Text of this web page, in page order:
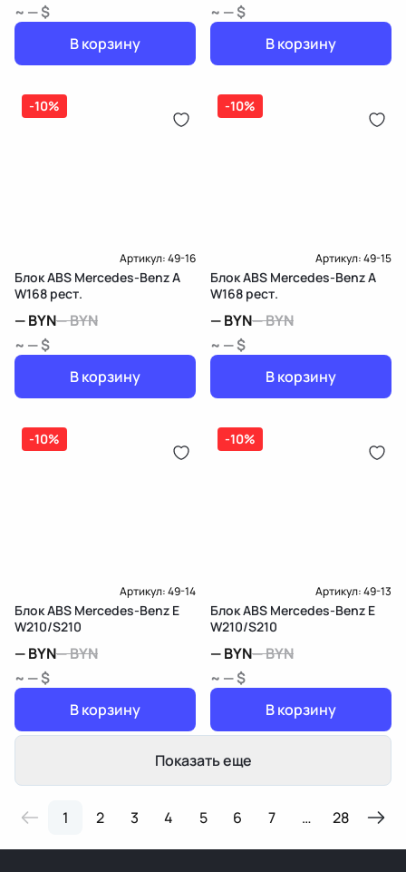
~ — $
В корзину
~ — $
В корзину
-10%
Артикул:49-16
Блок ABS Mercedes-Benz A
W168 рест.
—BYN—BYN
~ — $
В корзину
-10%
Артикул:49-15
Блок ABS Mercedes-Benz A
W168 рест.
—BYN—BYN
~ — $
В корзину
-10%
Артикул:49-14
Блок ABS Mercedes-Benz E
W210/S210
—BYN—BYN
~ — $
В корзину
-10%
Артикул:49-13
Блок ABS Mercedes-Benz E
W210/S210
—BYN—BYN
~ — $
В корзину
Показать еще
1 2 3 4 5 6 7 … 28